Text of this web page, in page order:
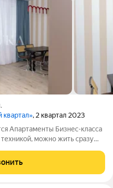
квартал», 2 квартал 2023
Апартаменты Бизнес-класса
можно жить сразу
, спальня). Архитектурное